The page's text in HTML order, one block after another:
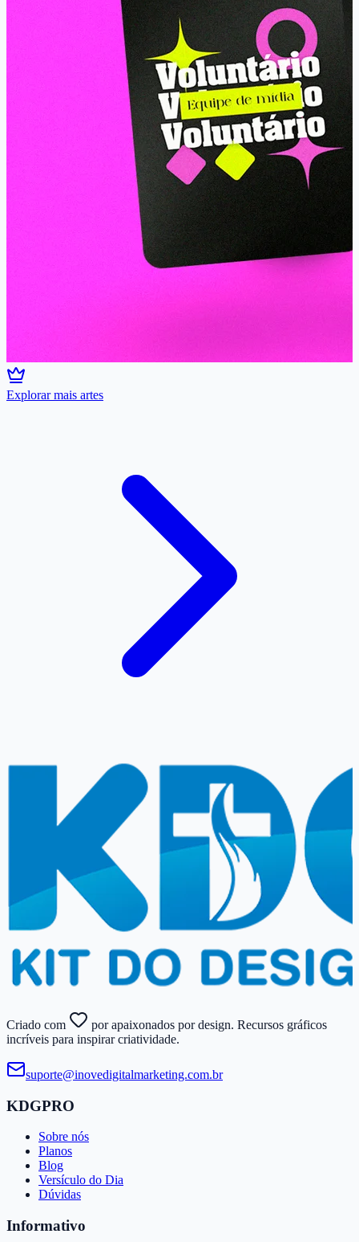
Explorar mais artes
Criado com
por apaixonados por design. Recursos gráficos
incríveis para inspirar criatividade.
suporte@​inovedigitalmarketing.​com.​br
KDGPRO
Sobre nós
Planos
Blog
Versículo do Dia
Dúvidas
Informativo